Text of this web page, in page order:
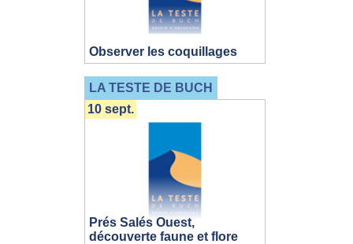
Observer les coquillages
LA TESTE DE BUCH
Prés Salés Ouest,
découverte faune et flore
10 sept.